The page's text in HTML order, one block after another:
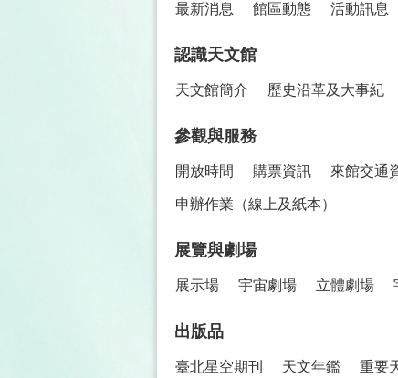
最新消息 館區動態 活動訊息
認識天文館
天文館簡介 歷史沿革及大事紀
參觀與服務
開放時間 購票資訊 來館交通
申辦作業（線上及紙本）
展覽與劇場
展示場 宇宙劇場 立體劇場
出版品
臺北星空期刊 天文年鑑 重要